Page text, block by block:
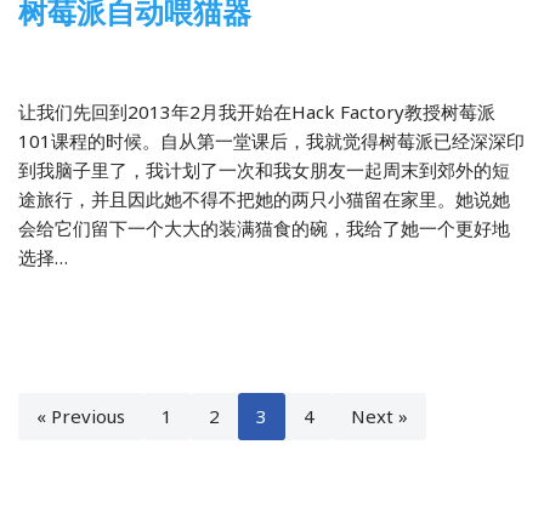
树莓派自动喂猫器
让我们先回到2013年2月我开始在Hack Factory教授树莓派
101课程的时候。自从第一堂课后，我就觉得树莓派已经深深印
到我脑子里了，我计划了一次和我女朋友一起周末到郊外的短
途旅行，并且因此她不得不把她的两只小猫留在家里。她说她
会给它们留下一个大大的装满猫食的碗，我给了她一个更好地
选择…
« Previous 1 2 3 4 Next »